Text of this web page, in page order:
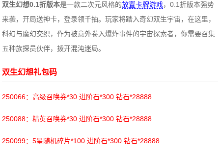
双生幻想0.1折版本是一款二次元风格的放置卡牌游戏，0.1折版本强势
来袭，开局送神卡，登录领千抽。玩家将踏入奇幻双生宇宙，在这里，
科幻与魔幻交织，作为被意外卷入爆炸事件的宇宙探索者，你需要召集
五种族探员伙伴，拨开混沌迷局。
双生幻想礼包码
250066：高级召唤券*30 进阶石*300 钻石*28888
250088：精英召唤券*30 进阶石*300 钻石*28888
250099：5星随机碎片*100 进阶石*300 钻石*28888